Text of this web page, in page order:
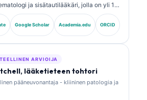
ja sisätautilääkäri, jolla on yli 15
laboratoriolääketieteestä ja
kliinisestä analyysistä.
johtajana (Chief Medical Officer)
Tohtori Klein on julkaissut laajasti
tulkinnasta ja
aiheista.
Google Scholar Academia.edu ORCID
ARVIOIJA
lääketieteen tohtori
pääneuvonantaja - kliininen patologia ja